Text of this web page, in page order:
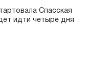
Спасская
идти четыре дня